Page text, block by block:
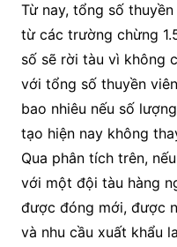
Từ nay, tổng số
từ các trường chừng
số sẽ rời tàu vì không
với tổng số thuyền
bao nhiêu nếu số
tạo hiện nay không
Qua phân tích trên,
với một đội tàu hàng
được đóng mới, được
và nhu cầu xuất khẩu